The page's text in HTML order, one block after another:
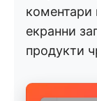
коментари
екранни
продукти